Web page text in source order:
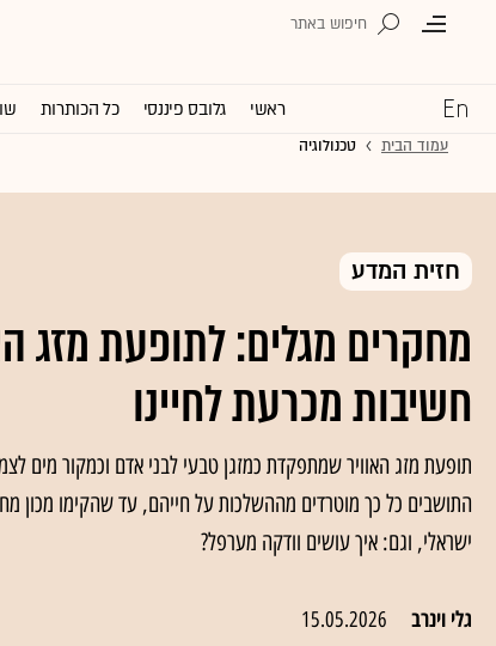
ראשי גלובס פיננסי כל הכותרות
עמוד הבית טכנולוגיה
חזית המדע
מחקרים מגלים: לתופעת מזג
חשיבות מכרעת לחיינו
תופעת מזג האוויר שמתפקדת כמזגן טבעי לבני אדם וכמקור מים
התושבים כל כך מוטרדים מההשלכות על חייהם, עד שהקימו מכון
ישראלי, וגם: איך עושים וודקה מערפל?
גלי וינרב 15.05.2026